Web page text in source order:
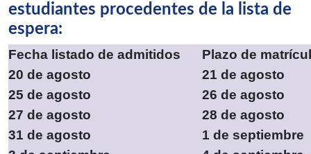
estudiantes procedentes de la lista de
espera:
Fecha listado de admitidos
Plazo de
20 de agosto
21 de agosto
25 de agosto
26 de agosto
27 de agosto
28 de agosto
31 de agosto
1 de septiembre